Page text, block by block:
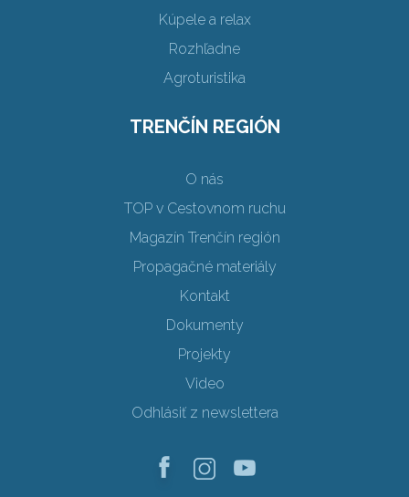
Kúpele a relax
Rozhľadne
Agroturistika
TRENČÍN REGIÓN
O nás
TOP v Cestovnom ruchu
Magazín Trenčín región
Propagačné materiály
Kontakt
Dokumenty
Projekty
Video
Odhlásiť z newslettera